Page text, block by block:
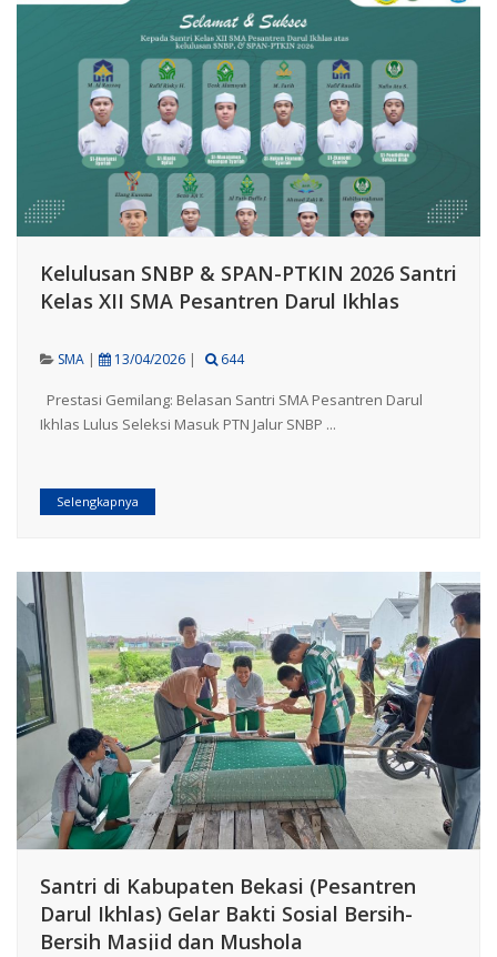
Kelulusan SNBP & SPAN-PTKIN 2026 Santri
Kelas XII SMA Pesantren Darul Ikhlas
SMA | 13/04/2026 | 644
Prestasi Gemilang: Belasan Santri SMA Pesantren Darul
Ikhlas Lulus Seleksi Masuk PTN Jalur SNBP ...
Selengkapnya
Santri di Kabupaten Bekasi (Pesantren
Darul Ikhlas) Gelar Bakti Sosial Bersih-
Bersih Masjid dan Mushola